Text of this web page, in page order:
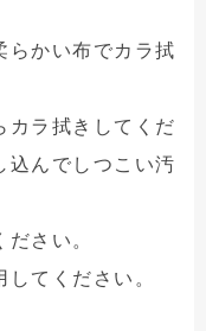
らかい布でカラ拭
カラ拭きしてくだ
込んでしつこい汚
さい。
てください。